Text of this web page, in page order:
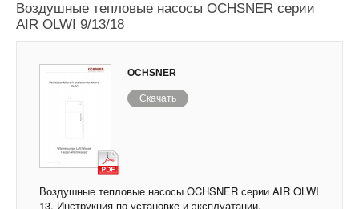
Воздушные тепловые насосы OCHSNER серии
AIR OLWI 9/13/18
OCHSNER
Скачать
Воздушные тепловые насосы OCHSNER серии AIR OLWI
13. Инструкция по установке и эксплуатации.